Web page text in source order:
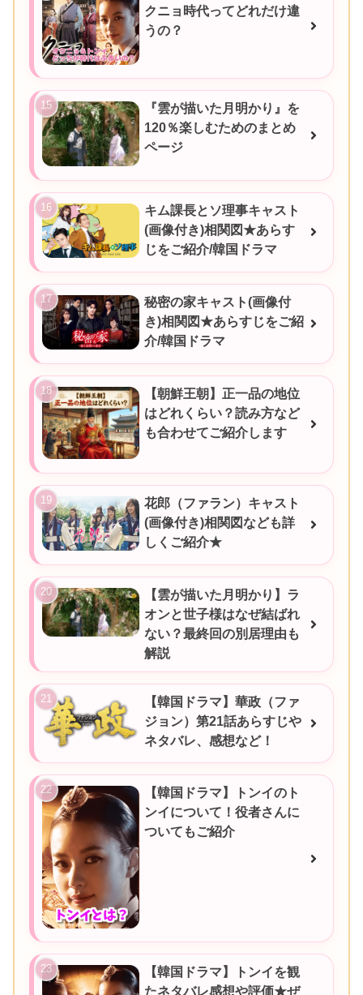
クニョ時代ってどれだけ違
うの？
『雲が描いた月明かり』を
120％楽しむためのまとめ
ページ
キム課長とソ理事キャスト
(画像付き)相関図★あらす
じをご紹介/韓国ドラマ
秘密の家キャスト(画像付
き)相関図★あらすじをご紹
介/韓国ドラマ
【朝鮮王朝】正一品の地位
はどれくらい？読み方など
も合わせてご紹介します
花郎（ファラン）キャスト
(画像付き)相関図なども詳
しくご紹介★
【雲が描いた月明かり】ラ
オンと世子様はなぜ結ばれ
ない？最終回の別居理由も
解説
【韓国ドラマ】華政（ファ
ジョン）第21話あらすじや
ネタバレ、感想など！
【韓国ドラマ】トンイのト
ンイについて！役者さんに
ついてもご紹介
【韓国ドラマ】トンイを観
たネタバレ感想や評価★ぜ